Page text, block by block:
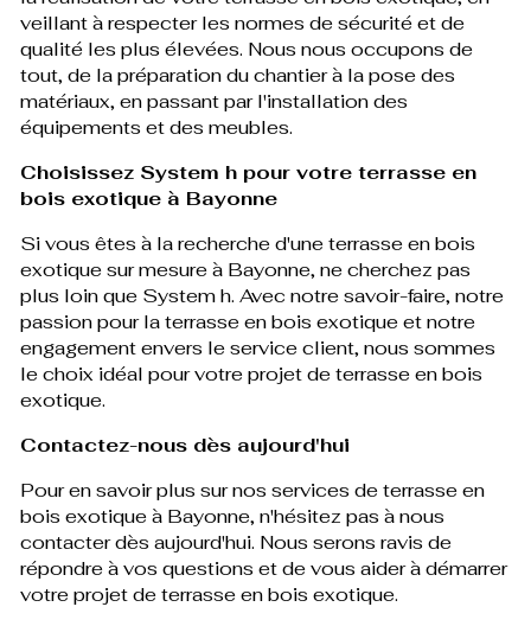
veillant à respecter les normes de sécurité et de
qualité les plus élevées. Nous nous occupons de
tout, de la préparation du chantier à la pose des
matériaux, en passant par l'installation des
équipements et des meubles.
Choisissez System h pour votre terrasse en
bois exotique à Bayonne
Si vous êtes à la recherche d'une terrasse en bois
exotique sur mesure à Bayonne, ne cherchez pas
plus loin que System h. Avec notre savoir-faire, notre
passion pour la terrasse en bois exotique et notre
engagement envers le service client, nous sommes
le choix idéal pour votre projet de terrasse en bois
exotique.
Contactez-nous dès aujourd'hui
Pour en savoir plus sur nos services de terrasse en
bois exotique à Bayonne, n'hésitez pas à nous
contacter dès aujourd'hui. Nous serons ravis de
répondre à vos questions et de vous aider à démarrer
votre projet de terrasse en bois exotique.